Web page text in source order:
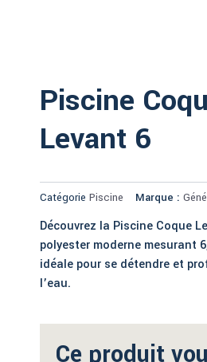
Piscine
Levant 6
Catégorie Piscine Marque :
Découvrez la Piscine Coque
polyester moderne mesurant
idéale pour se détendre et
l’eau.
Ce produit